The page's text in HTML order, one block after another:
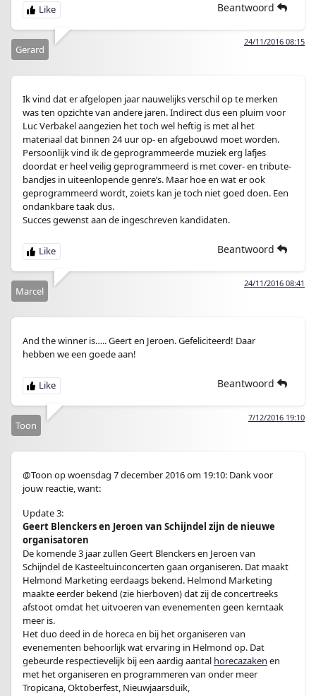
Beantwoord
24/11/2016 08:15
Gerard
Ik vind dat er afgelopen jaar nauwelijks verschil op te merken
was ten opzichte van andere jaren. Indirect dus een pluim voor
Luc Verbakel aangezien het toch wel heftig is met al het
materiaal dat binnen 24 uur op- en afgebouwd moet worden.
Persoonlijk vind ik de geprogrammeerde muziek erg lafjes
doordat er heel veilig geprogrammeerd is met cover- en tribute-
bandjes in uiteenlopende genre’s. Maar hoe en wat er ook
geprogrammeerd wordt, zoiets kan je toch niet goed doen. Een
ondankbare taak dus.
Succes gewenst aan de ingeschreven kandidaten.
Beantwoord
24/11/2016 08:41
Marcel
And the winner is….. Geert en Jeroen. Gefeliciteerd! Daar
hebben we een goede aan!
Beantwoord
7/12/2016 19:10
Toon
@Toon op woensdag 7 december 2016 om 19:10: Dank voor
jouw reactie, want:
Update 3:
Geert Blenckers en Jeroen van Schijndel zijn de nieuwe
organisatoren
De komende 3 jaar zullen Geert Blenckers en Jeroen van
Schijndel de Kasteeltuinconcerten gaan organiseren. Dat maakt
Helmond Marketing eerdaags bekend. Helmond Marketing
maakte eerder bekend (zie hierboven) dat zij de concertreeks
afstoot omdat het uitvoeren van evenementen geen kerntaak
meer is.
Het duo deed in de horeca en bij het organiseren van
evenementen behoorlijk wat ervaring in Helmond op. Dat
gebeurde respectievelijk bij een aardig aantal horecazaken en
met het organiseren en programmeren van onder meer
Tropicana, Oktoberfest, Nieuwjaarsduik,